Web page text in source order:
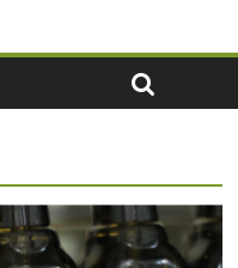
celebra la
de oferta de aceite de